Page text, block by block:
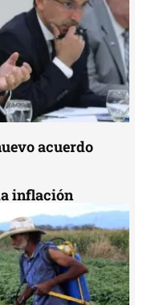
acuerdo
inflación